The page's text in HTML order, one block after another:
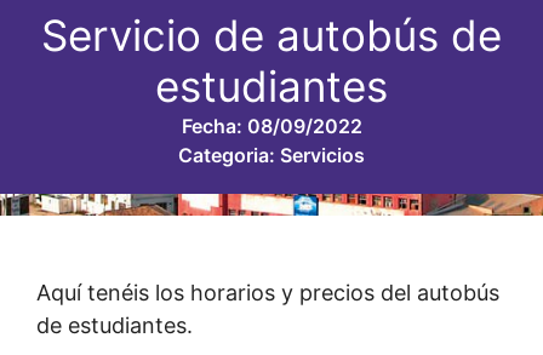
Servicio de autobús de
estudiantes
Fecha: 08/09/2022
Categoria: Servicios
Aquí tenéis los horarios y precios del autobús
de estudiantes.